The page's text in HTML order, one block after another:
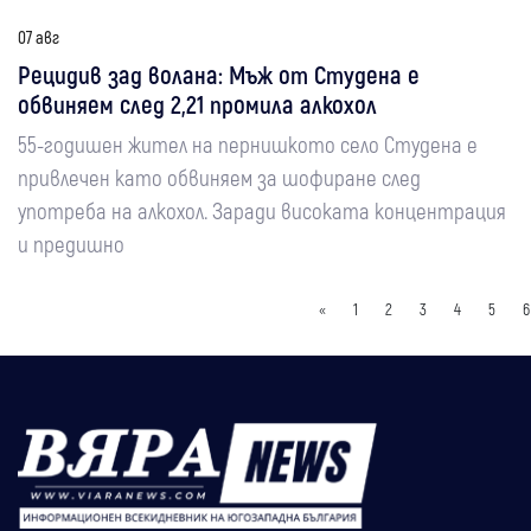
07 авг
Рецидив зад волана: Мъж от Студена е
обвиняем след 2,21 промила алкохол
55-годишен жител на пернишкото село Студена е
привлечен като обвиняем за шофиране след
употреба на алкохол. Заради високата концентрация
и предишно
« 1 2 3 4 5 6